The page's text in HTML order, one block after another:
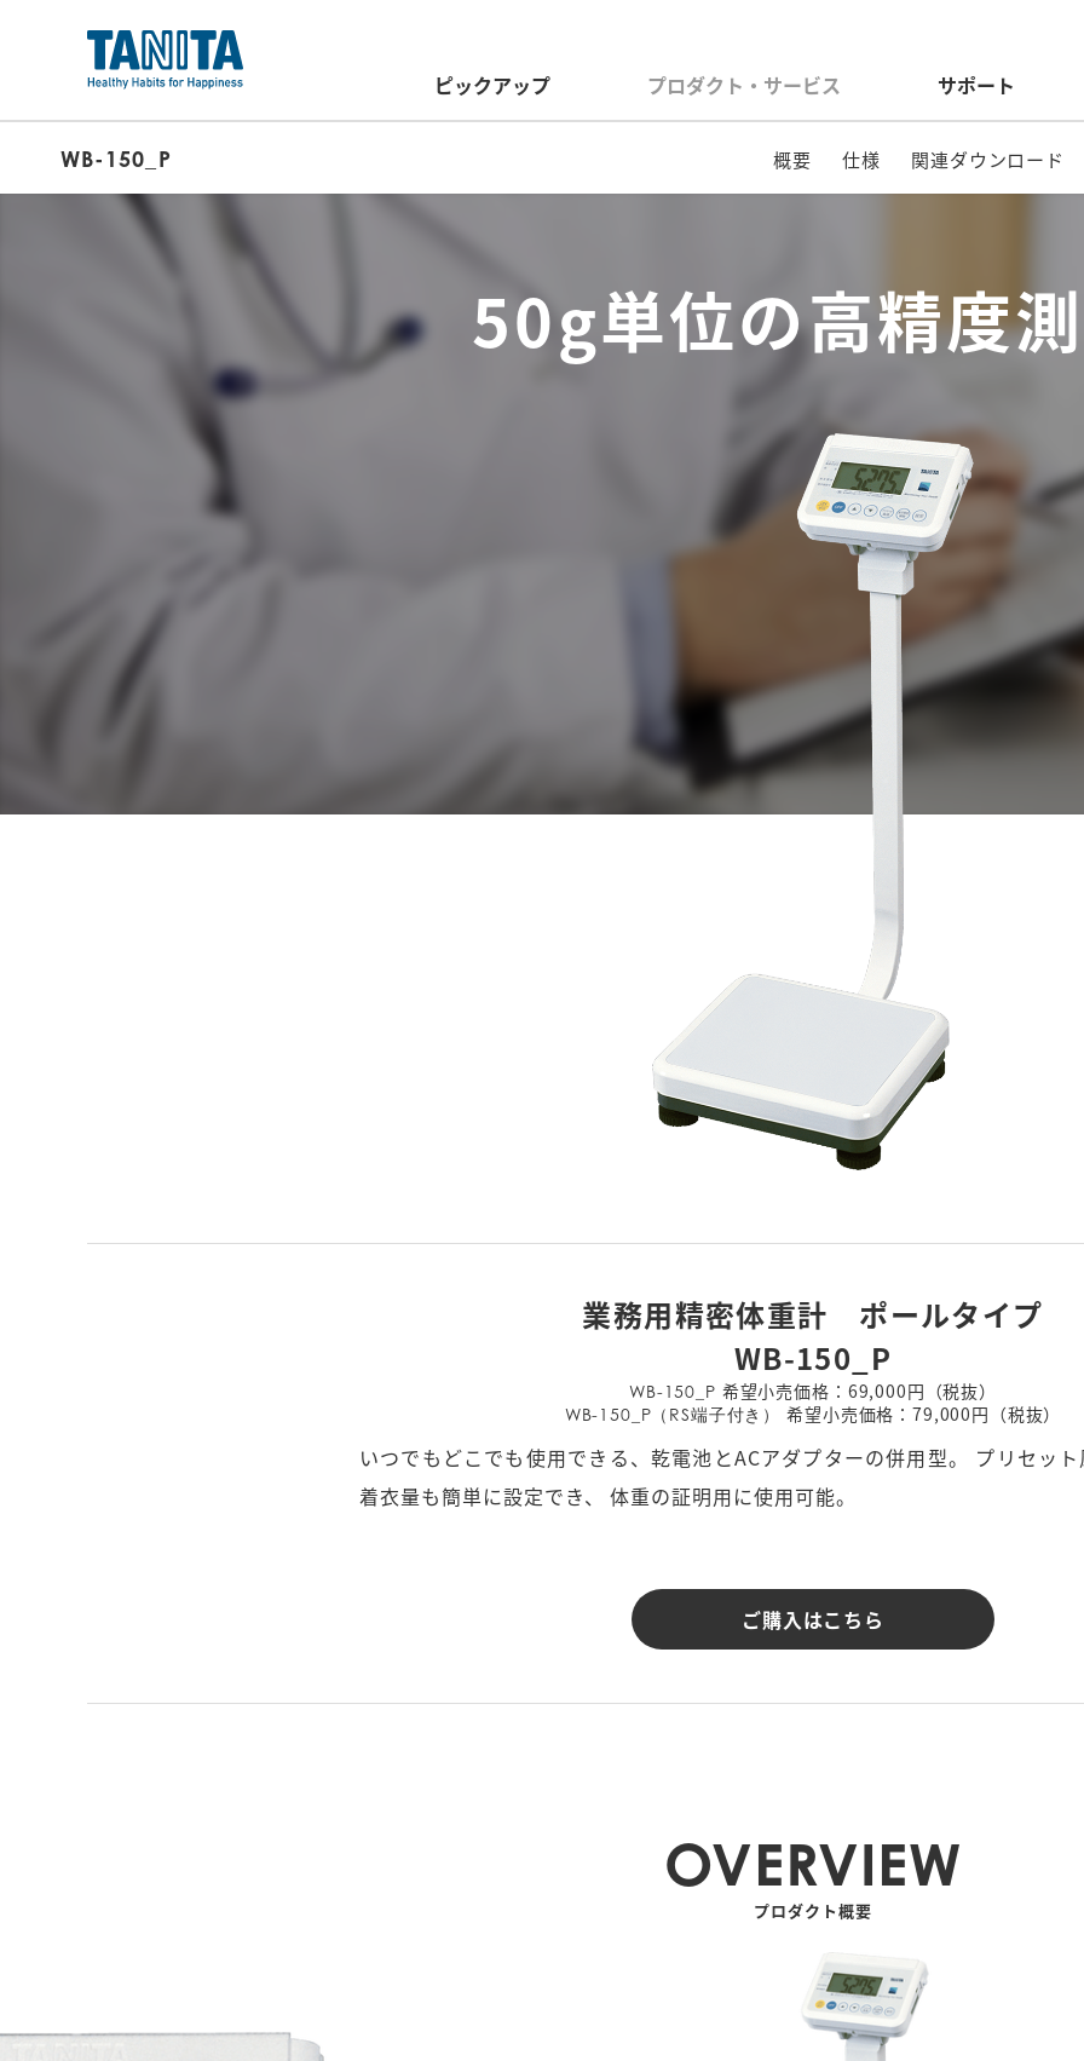
ピックアップ プロダクト・サービス サポート
WB-150_P 概要 仕様 関連ダウンロード
50g単位の高精度
業務用精密体重計　ポールタイプ
WB-150_P
WB-150_P 希望小売価格：69,000円（税抜）
WB-150_P（RS端子付き） 希望小売価格：79,000円（税抜）
いつでもどこでも使用できる、乾電池とACアダプターの併用型。 プリセッ
着衣量も簡単に設定でき、 体重の証明用に使用可能。
ご購入はこちら
OVERVIEW
プロダクト概要